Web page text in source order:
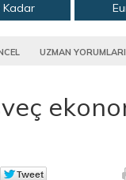
Kadar
UZMAN YORUMLARI